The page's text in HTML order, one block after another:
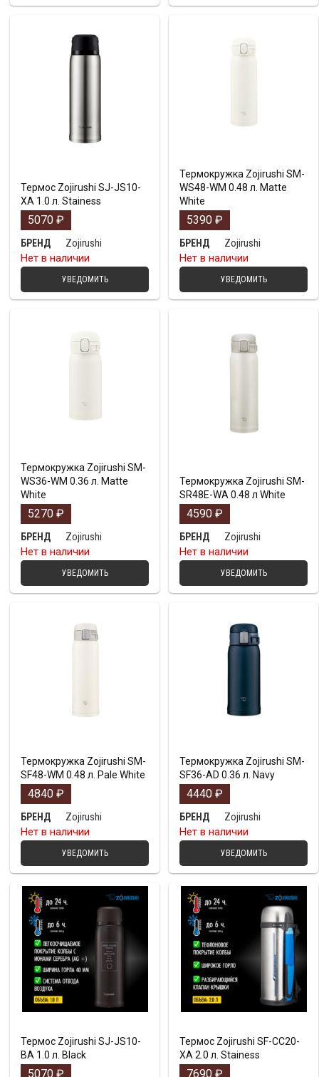
Термос Zojirushi SJ-JS10-
XA 1.0 л. Stainess
5070 ₽
БРЕНД
Zojirushi
Нет в наличии
УВЕДОМИТЬ
Термокружка Zojirushi SM-
WS48-WM 0.48 л. Matte
White
5390 ₽
БРЕНД
Zojirushi
Нет в наличии
УВЕДОМИТЬ
Термокружка Zojirushi SM-
WS36-WM 0.36 л. Matte
White
5270 ₽
БРЕНД
Zojirushi
Нет в наличии
УВЕДОМИТЬ
Термокружка Zojirushi SM-
SR48E-WA 0.48 л White
4590 ₽
БРЕНД
Zojirushi
Нет в наличии
УВЕДОМИТЬ
Термокружка Zojirushi SM-
SF48-WM 0.48 л. Pale White
4840 ₽
БРЕНД
Zojirushi
Нет в наличии
УВЕДОМИТЬ
Термокружка Zojirushi SM-
SF36-AD 0.36 л. Navy
4440 ₽
БРЕНД
Zojirushi
Нет в наличии
УВЕДОМИТЬ
Термос Zojirushi SJ-JS10-
BA 1.0 л. Black
5070 ₽
Термос Zojirushi SF-CC20-
XA 2.0 л. Stainess
7690 ₽